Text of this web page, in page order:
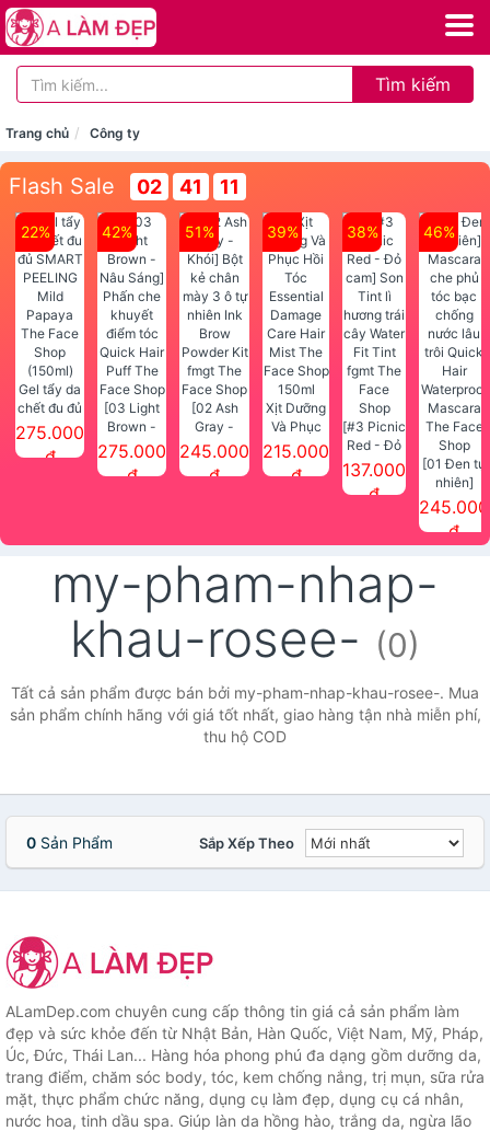
Tìm kiếm
Trang chủ Công ty
Flash Sale 02 41 11
22%
Gel tẩy da
chết đu đủ
SMART
PEELING
275.000
đ
42%
[03 Light
Brown -
Nâu Sáng]
Phấn che
275.000
đ
51%
[02 Ash
Gray -
Khói] Bột
kẻ chân
Face Shop
245.000
đ
39%
Xịt Dưỡng
Và Phục
Hồi Tóc
Essential
215.000
đ
38%
[#3 Picnic
Red - Đỏ
cam] Son
Face
Shop
137.000
đ
46%
[01 Đen tự
nhiên]
Mascara
che phủ
Shop
245.000
đ
my-pham-nhap-
khau-rosee- (0)
Tất cả sản phẩm được bán bởi my-pham-nhap-khau-rosee-. Mua
sản phẩm chính hãng với giá tốt nhất, giao hàng tận nhà miễn phí,
thu hộ COD
0 Sản Phẩm Sắp Xếp Theo
ALamDep.com chuyên cung cấp thông tin giá cả sản phẩm làm
đẹp và sức khỏe đến từ Nhật Bản, Hàn Quốc, Việt Nam, Mỹ, Pháp,
Úc, Đức, Thái Lan... Hàng hóa phong phú đa dạng gồm dưỡng da,
trang điểm, chăm sóc body, tóc, kem chống nắng, trị mụn, sữa rửa
mặt, thực phẩm chức năng, dụng cụ làm đẹp, dụng cụ cá nhân,
nước hoa, tinh dầu spa. Giúp làn da hồng hào, trắng da, ngừa lão